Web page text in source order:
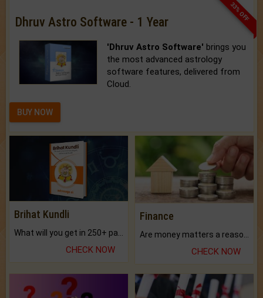
33% OFF
Dhruv Astro Software - 1 Year
'Dhruv Astro Software' brings you
the most advanced astrology
software features, delivered from
Cloud.
BUY NOW
Brihat Kundli
CHECK NOW
Finance
CHECK NOW